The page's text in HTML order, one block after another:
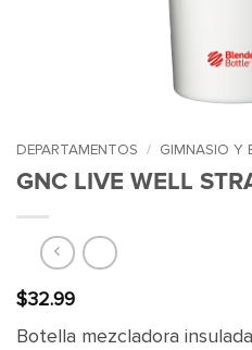
DEPARTAMENTOS / GIMNASIO Y
GNC LIVE WELL
$32.99
Botella mezcladora